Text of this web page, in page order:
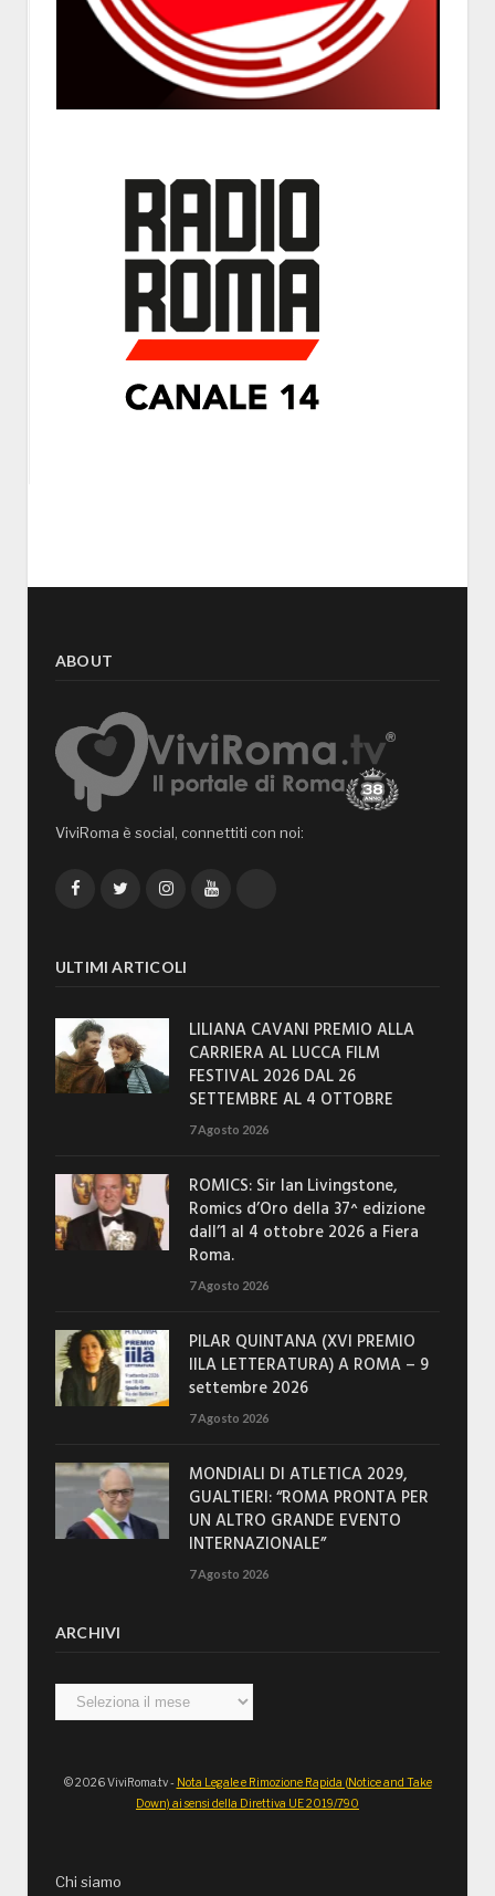
ABOUT
ViviRoma è social, connettiti con noi:
FacebookTwitterInstagramYouTube
ULTIMI ARTICOLI
LILIANA CAVANI PREMIO ALLA
CARRIERA AL LUCCA FILM
FESTIVAL 2026 DAL 26
SETTEMBRE AL 4 OTTOBRE
7 Agosto 2026
ROMICS: Sir Ian Livingstone,
Romics d’Oro della 37^ edizione
dall’1 al 4 ottobre 2026 a Fiera
Roma.
7 Agosto 2026
PILAR QUINTANA (XVI PREMIO
IILA LETTERATURA) A ROMA – 9
settembre 2026
7 Agosto 2026
MONDIALI DI ATLETICA 2029,
GUALTIERI: “ROMA PRONTA PER
UN ALTRO GRANDE EVENTO
INTERNAZIONALE”
7 Agosto 2026
ARCHIVI
Archivi
© 2026 ViviRoma.tv - Nota Legale e Rimozione Rapida (Notice and Take
Down) ai sensi della Direttiva UE 2019/790
Chi siamo